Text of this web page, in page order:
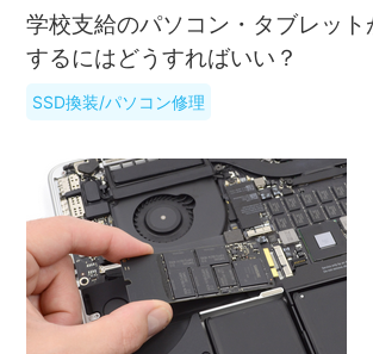
学校支給のパソコン・タブレット
するにはどうすればいい？
SSD換装/パソコン修理